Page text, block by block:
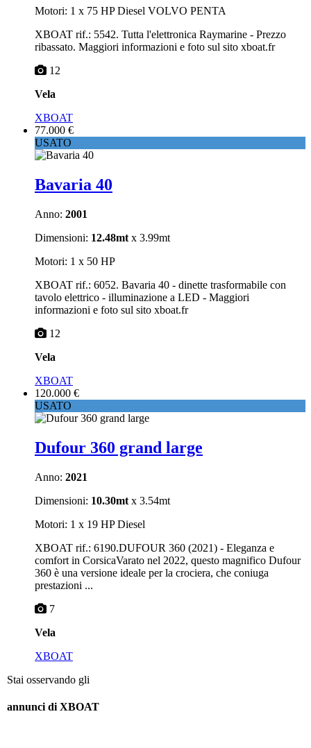
Motori: 1 x 75 HP Diesel VOLVO PENTA
XBOAT rif.: 5542. Tutta l'elettronica Raymarine - Prezzo
ribassato. Maggiori informazioni e foto sul sito xboat.fr
12
Vela
XBOAT
77.000 €
USATO
Bavaria 40
Anno: 2001
Dimensioni: 12.48mt x 3.99mt
Motori: 1 x 50 HP
XBOAT rif.: 6052. Bavaria 40 - dinette trasformabile con
tavolo elettrico - illuminazione a LED - Maggiori
informazioni e foto sul sito xboat.fr
12
Vela
XBOAT
120.000 €
USATO
Dufour 360 grand large
Anno: 2021
Dimensioni: 10.30mt x 3.54mt
Motori: 1 x 19 HP Diesel
XBOAT rif.: 6190.DUFOUR 360 (2021) - Eleganza e
comfort in CorsicaVarato nel 2022, questo magnifico Dufour
360 è una versione ideale per la crociera, che coniuga
prestazioni ...
7
Vela
XBOAT
Stai osservando gli
annunci di XBOAT